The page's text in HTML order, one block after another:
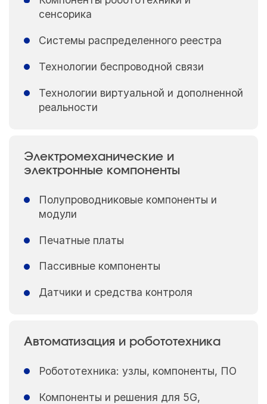
сенсорика
Системы распределенного реестра
Технологии беспроводной связи
Технологии виртуальной и дополненной
реальности
Электромеханические и
электронные компоненты
Полупроводниковые компоненты и
модули
Печатные платы
Пассивные компоненты
Датчики и средства контроля
Автоматизация и робототехника
Робототехника: узлы, компоненты, ПО
Компоненты и решения для 5G,